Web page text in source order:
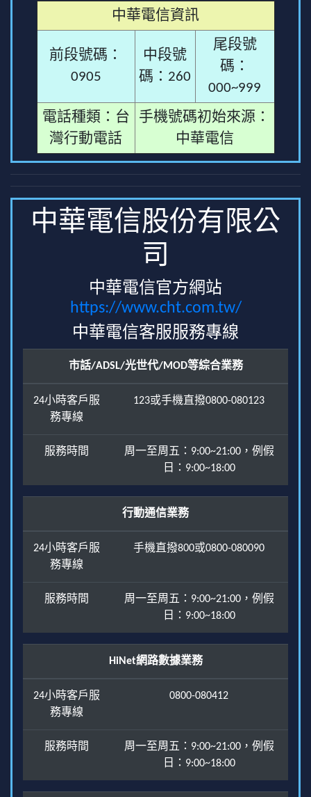
中華電信資訊
前段號碼：
0905
中段號
碼：260
尾段號
碼：
000~999
電話種類：台
灣行動電話
手機號碼初始來源：
中華電信
中華電信股份有限公
司
中華電信官方網站
https://www.cht.com.tw/
中華電信客服服務專線
市話/ADSL/光世代/MOD等綜合業務
24小時客戶服
務專線
123或手機直撥0800-080123
服務時間
周一至周五：9:00~21:00，例假
日：9:00~18:00
行動通信業務
24小時客戶服
務專線
手機直撥800或0800-080090
服務時間
周一至周五：9:00~21:00，例假
日：9:00~18:00
HiNet網路數據業務
24小時客戶服
務專線
0800-080412
服務時間
周一至周五：9:00~21:00，例假
日：9:00~18:00